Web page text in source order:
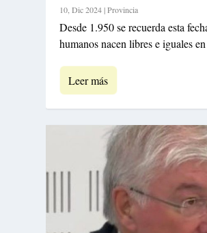
10, Dic 2024|Provincia
Desde 1.950 se recuerda esta
humanos nacen libres e iguales
Leer más